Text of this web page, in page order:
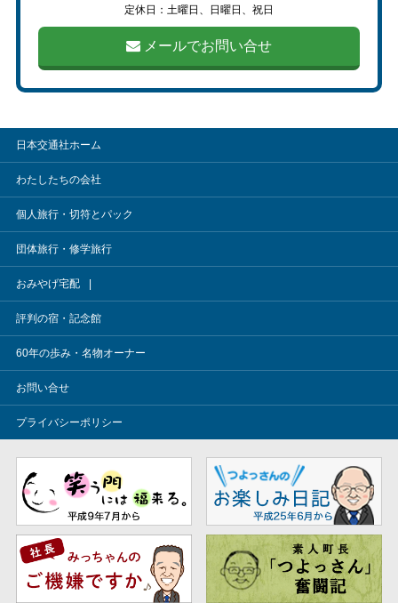
定休日：土曜日、日曜日、祝日
メールでお問い合せ
日本交通社ホーム
わたしたちの会社
個人旅行・切符とパック
団体旅行・修学旅行
おみやげ宅配
評判の宿・記念館
60年の歩み・名物オーナー
お問い合せ
プライバシーポリシー